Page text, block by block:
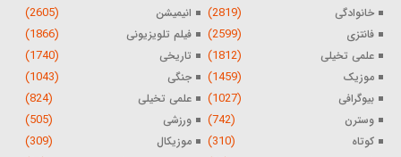
خانوادگی (2819) انیمیشن (2605)
فانتزی (2599) فیلم تلویزیونی (1866)
علمی تخیلی (1812) تاریخی (1740)
موزیک (1459) جنگی (1043)
بیوگرافی (1027) علمی تخیلی (824)
وسترن (742) ورزشی (505)
کوتاه (310) موزیکال (309)